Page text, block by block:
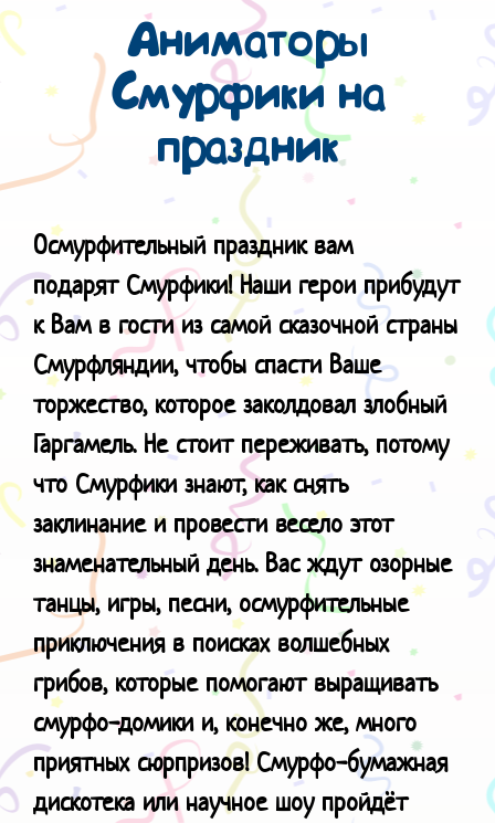
Аниматоры
Смурфики на
праздник
Осмурфительный праздник вам
подарят Смурфики! Наши герои прибудут
к Вам в гости из самой сказочной страны
Смурфляндии, чтобы спасти Ваше
торжество, которое заколдовал злобный
Гаргамель. Не стоит переживать, потому
что Смурфики знают, как снять
заклинание и провести весело этот
знаменательный день. Вас ждут озорные
танцы, игры, песни, осмурфительные
приключения в поисках волшебных
грибов, которые помогают выращивать
смурфо-домики и, конечно же, много
приятных сюрпризов!Смурфо-бумажная
дискотека или научное шоу пройдёт